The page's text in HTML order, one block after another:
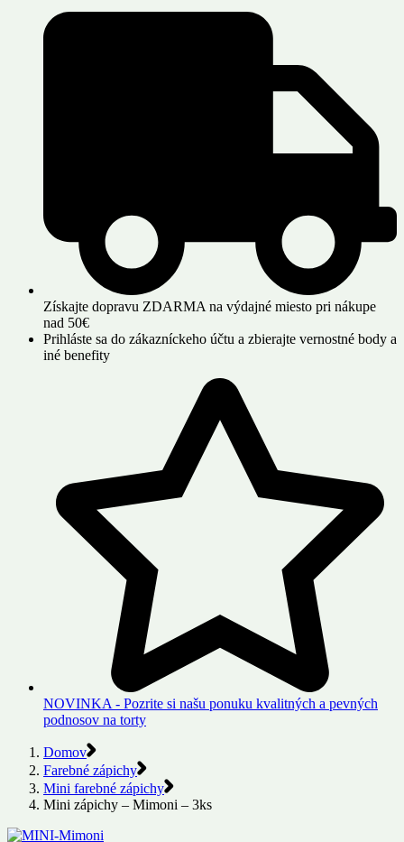
Získajte dopravu ZDARMA na výdajné miesto pri nákupe
nad 50€
Prihláste sa do zákazníckeho účtu a zbierajte vernostné body a
iné benefity
NOVINKA - Pozrite si našu ponuku kvalitných a pevných
podnosov na torty
Domov
Farebné zápichy
Mini farebné zápichy
Mini zápichy – Mimoni – 3ks